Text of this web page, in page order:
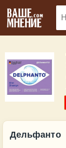
Дельфанто